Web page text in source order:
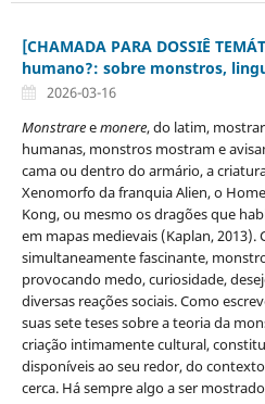
[CHAMADA PARA DOSSIÊ
humano?: sobre monstros,
2026-03-16
Monstrareemonere, do latim,
humanas, monstros mostram e
cama ou dentro do armário, a
Xenomorfo da franquia Alien, o
Kong, ou mesmo os dragões que
em mapas medievais (Kaplan, 2013).
simultaneamente fascinante,
provocando medo, curiosidade,
diversas reações sociais. Como
suas sete teses sobre a teoria da
criação intimamente cultural,
disponíveis ao seu redor, do
cerca. Há sempre algo a ser